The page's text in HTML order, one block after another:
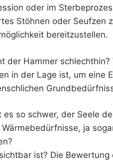
oder im
Stöhnen oder Seufzen
bereitzustellen.
der Hammer
in der Lage ist, um eine
es so schwer, der Seele
ja
ist? Die